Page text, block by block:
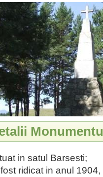
in satul Barsesti;
ridicat in anul